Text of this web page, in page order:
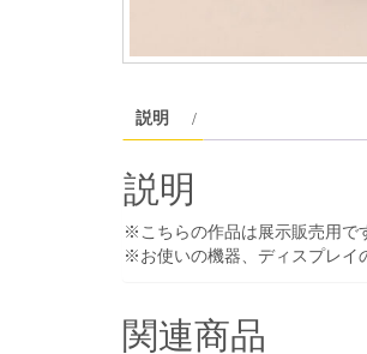
説明
説明
※こちらの作品は展示販売用で
※お使いの機器、ディスプレイ
関連商品